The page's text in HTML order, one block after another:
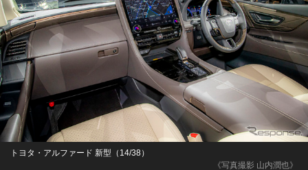
《写真撮影 山内潤也》
トヨタ・アルファード 新型（14/38）